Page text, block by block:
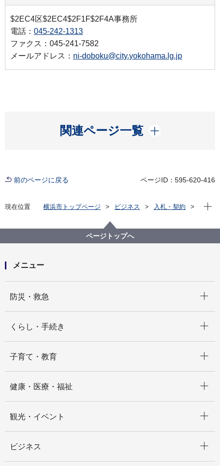
$2EC4区$2EC4$2F1F$2F4A事務所
電話： 045-242-1313
ファクス：045-241-7582
メールアドレス： ni-doboku@city.yokohama.lg.jp
関連ページ一覧
開く
前のページに戻る ページID：595-620-416
現在位置 横浜市トップページ ビジネス
入札・契約
【⼊札結果掲載︓公募型見積合せ】西土木事務所 照
明ＬＥＤ化修繕委託
現在
ページトップへ
メニュー
防災・救急
くらし・手続き
子育て・教育
健康・医療・福祉
観光・イベント
ビジネス